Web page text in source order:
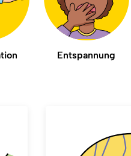
Entspannung